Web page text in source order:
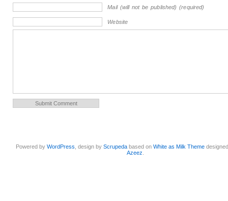
Mail (will not be published) (required)
Website
Powered byWordPress , design byScrupeda based onWhite as Milk Theme
Azeez